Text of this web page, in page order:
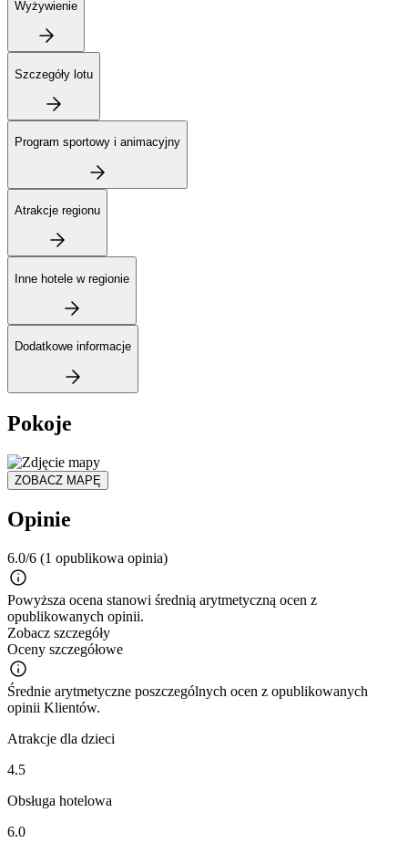
Wyżywienie
Szczegóły lotu
Program sportowy i animacyjny
Atrakcje regionu
Inne hotele w regionie
Dodatkowe informacje
Pokoje
ZOBACZ MAPĘ
Opinie
6.0/6 (1 opublikowa opinia)
Powyższa ocena stanowi średnią arytmetyczną ocen z
opublikowanych opinii.
Zobacz szczegóły
Oceny szczegółowe
Średnie arytmetyczne poszczególnych ocen z opublikowanych
opinii Klientów.
Atrakcje dla dzieci
4.5
Obsługa hotelowa
6.0